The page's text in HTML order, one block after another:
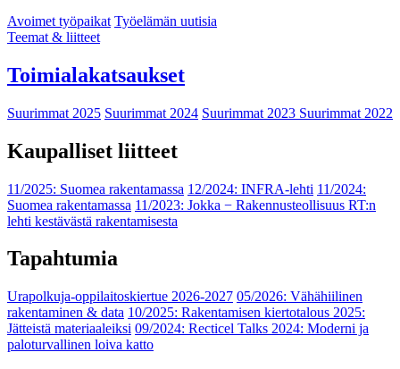
Avoimet työpaikat Työelämän uutisia
Teemat & liitteet
Toimialakatsaukset
Suurimmat 2025 Suurimmat 2024 Suurimmat 2023 Suurimmat 2022
Kaupalliset liitteet
11/2025: Suomea rakentamassa 12/2024: INFRA-lehti 11/2024:
Suomea rakentamassa 11/2023: Jokka − Rakennusteollisuus RT:n
lehti kestävästä rakentamisesta
Tapahtumia
Urapolkuja-oppilaitoskiertue 2026-2027 05/2026: Vähähiilinen
rakentaminen & data 10/2025: Rakentamisen kiertotalous 2025:
Jätteistä materiaaleiksi 09/2024: Recticel Talks 2024: Moderni ja
paloturvallinen loiva katto